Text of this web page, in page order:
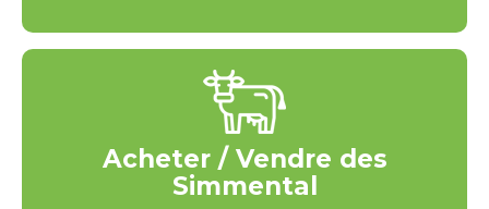
Acheter / Vendre des
Simmental